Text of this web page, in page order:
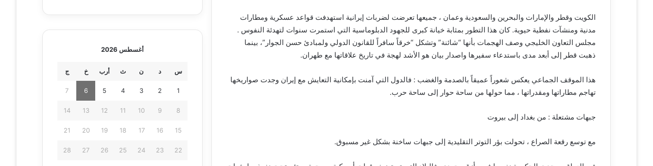
الكويت وقطر والإمارات والبحرين والسعودية وعمان ، جميعها تعرضت لضربات إيرانية استهدفت قواعد عسكرية ومطارات
مدنية ومنشآت نفطية حيوية. كان هذا التطور بمثابة خيانة كبرى للجهود الدبلوماسية التي استمرت سنوات لتهدئة النفوس .
مجلس التعاون الخليجي وصف الهجمات بأنها “شائنة” وتشكل “خرقاً سافراً للقانون الدولي ولمبادئ حسن الجوار”، بينما
ذهبت قطر إلى أبعد مدى باستدعاء سفيرها واصدار بيان هو الأشد لهجة في تاريخ علاقاتها مع طهران.
هذا الموقف الجماعي يعكس شعوراً عميقاً بالصدمة والغضب : فالدول التي آمنت بإمكانية التعايش مع إيران وجدت صواريخها
تهاجم مطاراتها ومقدراتها ، مما حولها من ساحة حوار إلى ساحة حرب.
جبهات مشتعلة : من بغداد إلى بيروت
مع توسع رقعة الصراع ، تحولت بؤر التوتر التقليدية إلى جبهات ساخنة بشكل غير مسبوق.
أغسطس 2026
س د ن ث أرب خ ج
1
2
3
4
5
6
7
8
9
10
11
12
13
14
15
16
17
18
19
20
21
22
23
24
25
26
27
28